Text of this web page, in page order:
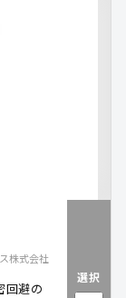
株式会社
回避の
選択